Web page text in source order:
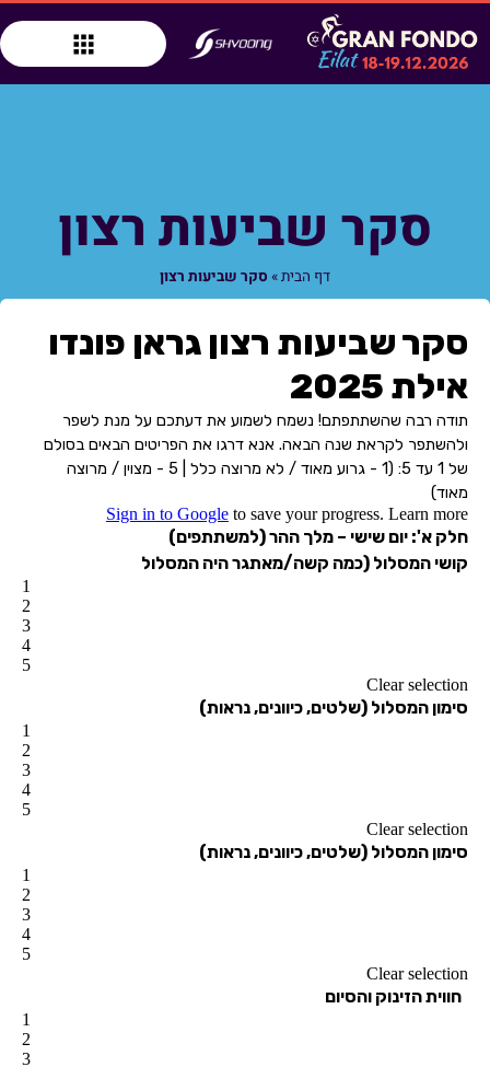
סקר שביעות רצון
דף הבית» סקר שביעות רצון